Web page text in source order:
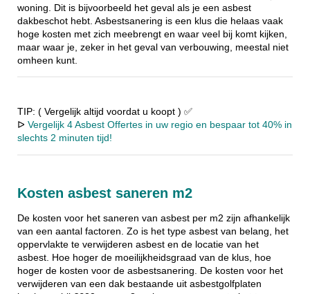
woning. Dit is bijvoorbeeld het geval als je een asbest
dakbeschot hebt. Asbestsanering is een klus die helaas vaak
hoge kosten met zich meebrengt en waar veel bij komt kijken,
maar waar je, zeker in het geval van verbouwing, meestal niet
omheen kunt.
TIP: ( Vergelijk altijd voordat u koopt ) ✅
ᐅ Vergelijk 4 Asbest Offertes in uw regio en bespaar tot 40% in
slechts 2 minuten tijd!
Kosten asbest saneren m2
De kosten voor het saneren van asbest per m2 zijn afhankelijk
van een aantal factoren. Zo is het type asbest van belang, het
oppervlakte te verwijderen asbest en de locatie van het
asbest. Hoe hoger de moeilijkheidsgraad van de klus, hoe
hoger de kosten voor de asbestsanering. De kosten voor het
verwijderen van een dak bestaande uit asbestgolfplaten